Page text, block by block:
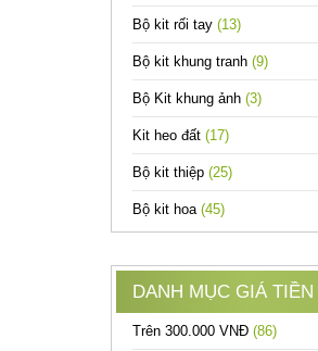
Bộ kit rối tay (13)
Bộ kit khung tranh (9)
Bộ Kit khung ảnh (3)
Kit heo đất (17)
Bộ kit thiệp (25)
Bộ kit hoa (45)
DANH MỤC GIÁ TIỀN
Trên 300.000 VNĐ (86)